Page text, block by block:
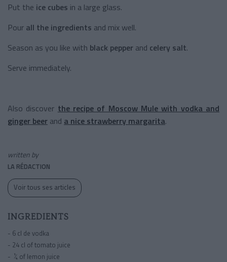
Put the ice cubes in a large glass.
Pour all the ingredients and mix well.
Season as you like with black pepper and celery salt.
Serve immediately.
Also discover the recipe of Moscow Mule with vodka and
ginger beer and a nice strawberry margarita.
written by
LA RÉDACTION
Voir tous ses articles
INGREDIENTS
- 6 cl de vodka
- 24 cl of tomato juice
- ¼ of lemon juice